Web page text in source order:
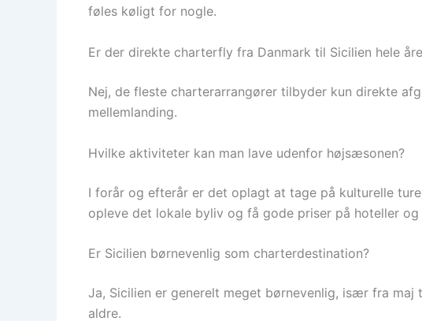
føles køligt for nogle.
Er der direkte charterfly fra Danmark til Sicilien hele
Nej, de fleste charterarrangører tilbyder kun direkte
mellemlanding.
Hvilke aktiviteter kan man lave udenfor højsæsonen?
I forår og efterår er det oplagt at tage på kulturelle
opleve det lokale byliv og få gode priser på hoteller og
Er Sicilien børnevenlig som charterdestination?
Ja, Sicilien er generelt meget børnevenlig, især fra
aldre.